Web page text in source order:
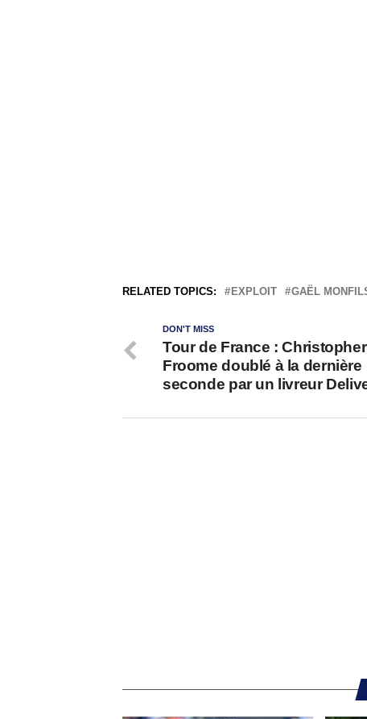
RELATED TOPICS: EXPLOIT GAËL
DON'T MISS
Tour de France : Christopher
Froome doublé à la dernière
seconde par un livreur